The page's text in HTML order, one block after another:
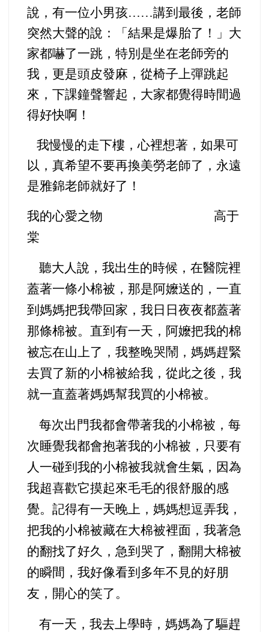
說，有一位小男孩……講到最後，老師
突然大聲的說：「結果是爆胎了！」大
家都嚇了一跳，特別是坐在老師旁的
我，更是頭皮發麻，從椅子上彈跳起
來，下課鐘聲響起，大家都覺得時間過
得好快啊！
我慢慢的走下樓，心裡想著，如果可
以，真希望不要再換美勞老師了，永遠
是雅錦老師就好了！
我的心愛之物 高于
棠
聽大人說，我出生的時候，在醫院裡
蓋著一條小棉被，那是阿嬤送的，一直
到媽媽把我帶回家，我日日夜夜都蓋著
那條棉被。直到有一天，阿嬤把我的棉
被忘在山上了，我整晚哭鬧，媽媽趕緊
去買了新的小棉被給我，從此之後，我
就一直蓋著媽媽幫我買的小棉被。
每次出門我都會帶著我的小棉被，每
次睡覺我都會抱著我的小棉被，只要有
人一碰到我的小棉被我就會生氣，因為
我超喜歡它摸起來毛毛的很舒服的感
覺。記得有一天晚上，媽媽想逗弄我，
把我的小棉被藏在大棉被裡面，我著急
的翻找了好久，急到哭了，翻開大棉被
的瞬間，我好像看到多年不見的好朋
友，開心的笑了。
有一天，我去上學時，媽媽為了驅趕